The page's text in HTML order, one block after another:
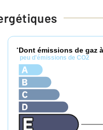
* Dont émissions de gaz
peu d'émissions de CO2